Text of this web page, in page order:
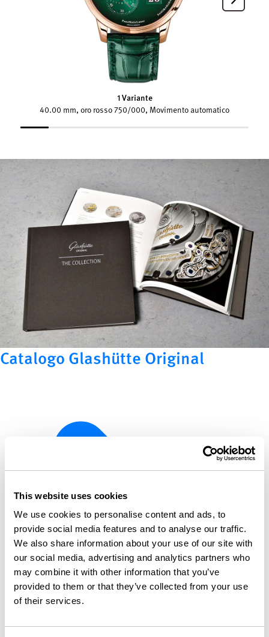
This website uses cookies
We use cookies to personalise content and ads, to
provide social media features and to analyse our traffic.
We also share information about your use of our site with
our social media, advertising and analytics partners who
may combine it with other information that you’ve
provided to them or that they’ve collected from your use
of their services.
1 Variante
40.00 mm, oro rosso 750/000, Movimento automatico
Catalogo Glashütte Original